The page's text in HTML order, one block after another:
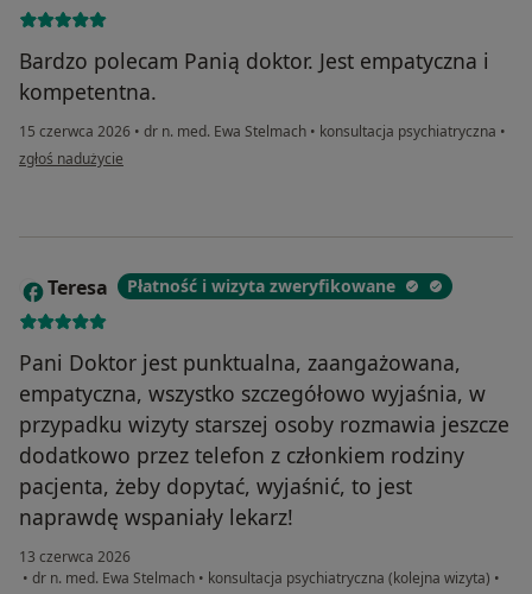
Bardzo polecam Panią doktor. Jest empatyczna i
kompetentna.
15 czerwca 2026 • dr n. med. Ewa Stelmach • konsultacja psychiatryczna •
w opinii użytkownika Monika
zgłoś nadużycie
T Teresa Płatność i wizyta zweryfikowane
Pani Doktor jest punktualna, zaangażowana,
empatyczna, wszystko szczegółowo wyjaśnia, w
przypadku wizyty starszej osoby rozmawia jeszcze
dodatkowo przez telefon z członkiem rodziny
pacjenta, żeby dopytać, wyjaśnić, to jest
naprawdę wspaniały lekarz!
13 czerwca 2026
• dr n. med. Ewa Stelmach • konsultacja psychiatryczna (kolejna wizyta) •